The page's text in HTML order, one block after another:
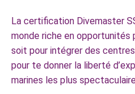
La certification Divemaster
monde riche en opportunités
soit pour intégrer des
pour te donner la liberté
marines les plus